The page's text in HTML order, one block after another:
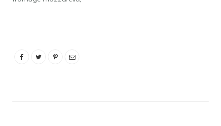
de sauce à spaghetti,